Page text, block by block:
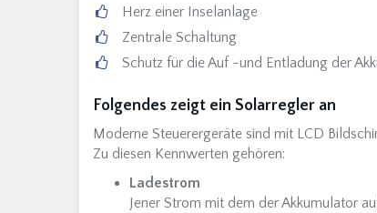
Herz einer Inselanlage
Zentrale Schaltung
Schutz für die Auf -und Entladung der
Folgendes zeigt ein Solarregler an
Moderne Steuerergeräte sind mit LCD
Zu diesen Kennwerten gehören:
Ladestrom
Jener Strom mit dem der Akkumulator